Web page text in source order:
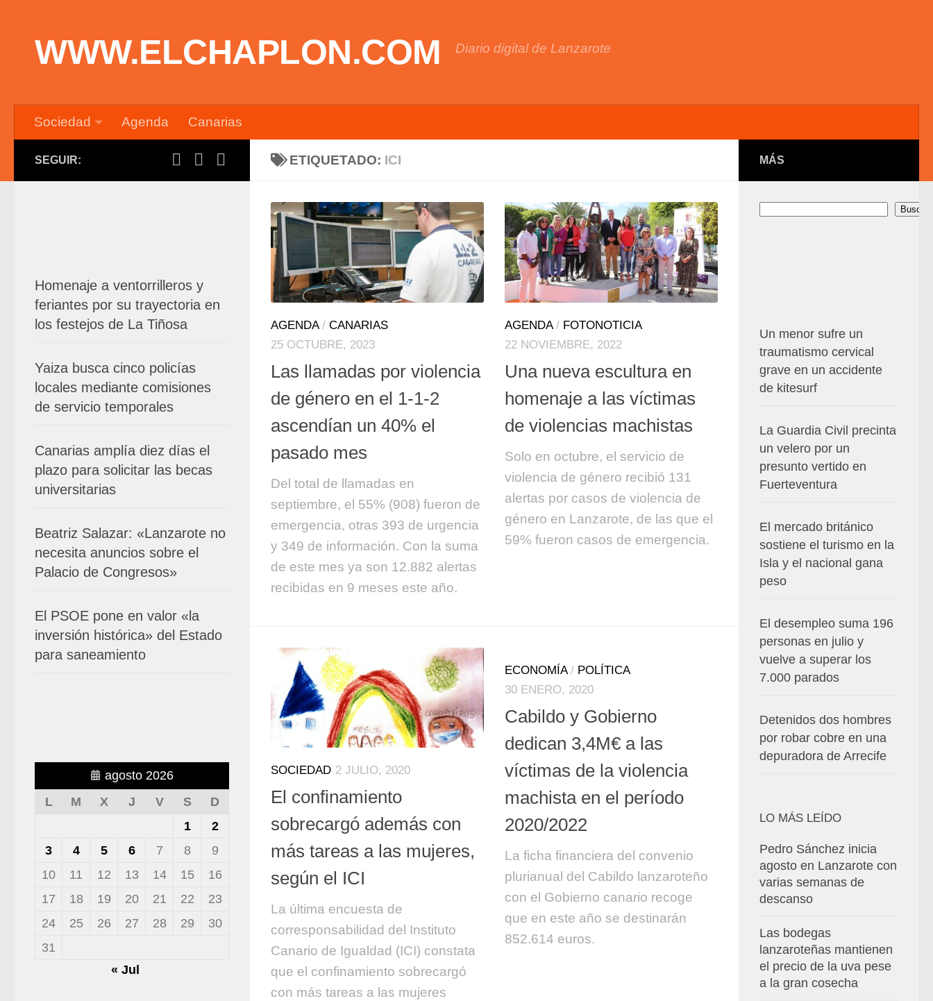
WWW.ELCHAPLON.COM Diario digital de Lanzarote
Sociedad Agenda Canarias
ETIQUETADO: ICI
AGENDA/ CANARIAS
25 OCTUBRE, 2023
Las llamadas por violencia
de género en el 1-1-2
ascendían un 40% el
pasado mes
Del total de llamadas en
septiembre, el 55% (908) fueron de
emergencia, otras 393 de urgencia
y 349 de información. Con la suma
de este mes ya son 12.882 alertas
recibidas en 9 meses este año.
AGENDA/ FOTONOTICIA
22 NOVIEMBRE, 2022
Una nueva escultura en
homenaje a las víctimas
de violencias machistas
Solo en octubre, el servicio de
violencia de género recibió 131
alertas por casos de violencia de
género en Lanzarote, de las que el
59% fueron casos de emergencia.
SOCIEDAD 2 JULIO, 2020
El confinamiento
sobrecargó además con
más tareas a las mujeres,
según el ICI
La última encuesta de
corresponsabilidad del Instituto
Canario de Igualdad (ICI) constata
que el confinamiento sobrecargó
con más tareas a las mujeres
ECONOMÍA/ POLÍTICA
30 ENERO, 2020
Cabildo y Gobierno
dedican 3,4M€ a las
víctimas de la violencia
machista en el período
2020/2022
La ficha financiera del convenio
plurianual del Cabildo lanzaroteño
con el Gobierno canario recoge
que en este año se destinarán
852.614 euros.
SEGUIR:
Homenaje a ventorrilleros y
feriantes por su trayectoria en
los festejos de La Tiñosa
Yaiza busca cinco policías
locales mediante comisiones
de servicio temporales
Canarias amplía diez días el
plazo para solicitar las becas
universitarias
Beatriz Salazar: «Lanzarote no
necesita anuncios sobre el
Palacio de Congresos»
El PSOE pone en valor «la
inversión histórica» del Estado
para saneamiento
agosto 2026
L
M X J V S
D
1
2
3
4 5 6 7 8
9
10
11 12 13 14 15
16
17
18 19 20 21 22
23
24
25 26 27 28 29
30
31
« Jul
MÁS
Buscar
Un menor sufre un
traumatismo cervical
grave en un accidente
de kitesurf
La Guardia Civil precinta
un velero por un
presunto vertido en
Fuerteventura
El mercado británico
sostiene el turismo en la
Isla y el nacional gana
peso
El desempleo suma 196
personas en julio y
vuelve a superar los
7.000 parados
Detenidos dos hombres
por robar cobre en una
depuradora de Arrecife
LO MÁS LEÍDO
Pedro Sánchez inicia
agosto en Lanzarote con
varias semanas de
descanso
Las bodegas
lanzaroteñas mantienen
el precio de la uva pese
a la gran cosecha